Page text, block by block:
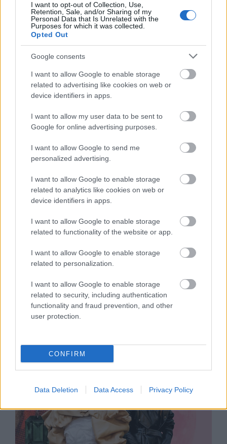
I want to opt-out of Collection, Use,
Retention, Sale, and/or Sharing of my
Personal Data that Is Unrelated with the
Purposes for which it was collected.
Opted Out
Google consents
I want to allow Google to enable storage
related to advertising like cookies on web or
device identifiers in apps.
I want to allow my user data to be sent to
Google for online advertising purposes.
I want to allow Google to send me
personalized advertising.
I want to allow Google to enable storage
related to analytics like cookies on web or
device identifiers in apps.
I want to allow Google to enable storage
related to functionality of the website or app.
I want to allow Google to enable storage
related to personalization.
I want to allow Google to enable storage
related to security, including authentication
functionality and fraud prevention, and other
user protection.
CONFIRM
Data Deletion Data Access Privacy Policy
GLAMOUR HOROSZKÓP
Toronymagasan ezek a csillagjegyek
lesznek a legszerencsésebbek
augusztusban a pénzhoroszkóp
szerint
GLAMOUR HOROSZKÓP
Napi horoszkóp: A Bika utazzon el a
párjával, a Vízöntő megvalósítja
önmagát - július 31.